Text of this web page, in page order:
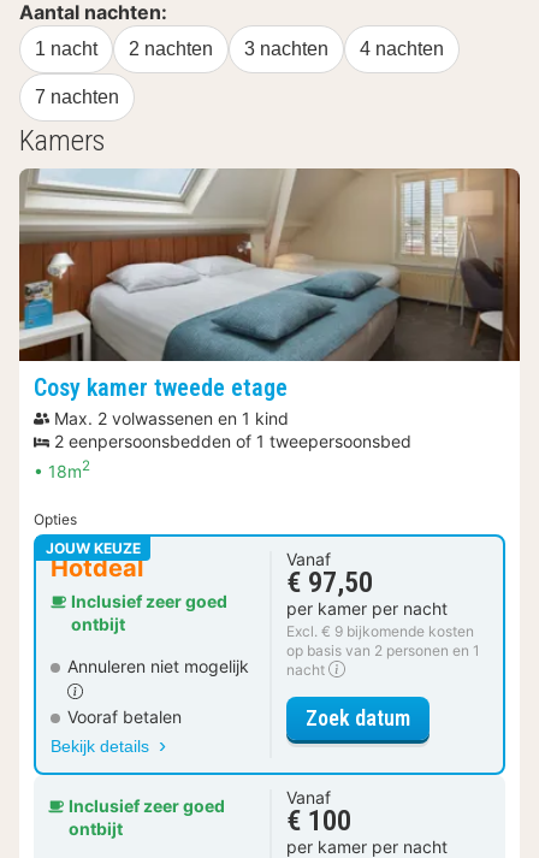
Aantal nachten:
1 nacht 2 nachten 3 nachten 4 nachten
7 nachten
Kamers
Cosy kamer tweede etage
Max. 2 volwassenen en 1 kind
2 eenpersoonsbedden of 1 tweepersoonsbed
18m2
Opties
JOUW KEUZE
Hotdeal
Inclusief zeer goed
ontbijt
Annuleren niet mogelijk
Vooraf betalen
Bekijk details
Vanaf
€ 97,50
per kamer per nacht
Excl. € 9 bijkomende kosten
op basis van 2 personen en 1
nacht
Zoek datumvoor Cosy
Inclusief zeer goed
ontbijt
Vanaf
€ 100
per kamer per nacht